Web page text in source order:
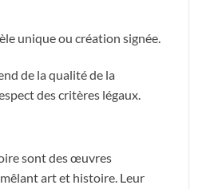
unique ou création signée.
de la qualité de la
des critères légaux.
sont des œuvres
art et histoire. Leur